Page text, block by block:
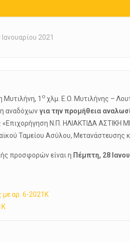
Ιανουαρίου 2021
Μυτιλήνη, 1 οχλμ. E.O. Μυτιλήνης –
αναδόχωνγια την προμήθεια
«Επιχορήγηση Ν.Π. ΗΛΙΑΚΤΙΔΑ ΑΣΤΙΚΗ
Ταμείου Ασύλου, Μετανάστευσης
προσφορών είναι η Πέμπτη, 28
με αρ. 6-2021Κ